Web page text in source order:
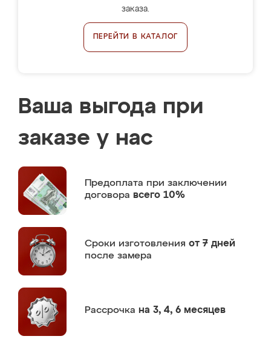
заказа.
ПЕРЕЙТИ В КАТАЛОГ
Ваша выгода при
заказе у нас
Предоплата при заключении
договора всего 10%
Сроки изготовления от 7 дней
после замера
Рассрочка на 3, 4, 6 месяцев